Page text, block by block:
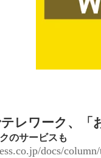
レワーク、「
のサービスも
docs/